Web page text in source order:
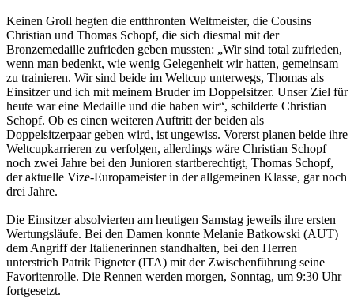
Keinen Groll hegten die entthronten Weltmeister, die Cousins
Christian und Thomas Schopf, die sich diesmal mit der
Bronzemedaille zufrieden geben mussten: „Wir sind total zufrieden,
wenn man bedenkt, wie wenig Gelegenheit wir hatten, gemeinsam
zu trainieren. Wir sind beide im Weltcup unterwegs, Thomas als
Einsitzer und ich mit meinem Bruder im Doppelsitzer. Unser Ziel für
heute war eine Medaille und die haben wir“, schilderte Christian
Schopf. Ob es einen weiteren Auftritt der beiden als
Doppelsitzerpaar geben wird, ist ungewiss. Vorerst planen beide ihre
Weltcupkarrieren zu verfolgen, allerdings wäre Christian Schopf
noch zwei Jahre bei den Junioren startberechtigt, Thomas Schopf,
der aktuelle Vize-Europameister in der allgemeinen Klasse, gar noch
drei Jahre.
Die Einsitzer absolvierten am heutigen Samstag jeweils ihre ersten
Wertungsläufe. Bei den Damen konnte Melanie Batkowski (AUT)
dem Angriff der Italienerinnen standhalten, bei den Herren
unterstrich Patrik Pigneter (ITA) mit der Zwischenführung seine
Favoritenrolle. Die Rennen werden morgen, Sonntag, um 9:30 Uhr
fortgesetzt.